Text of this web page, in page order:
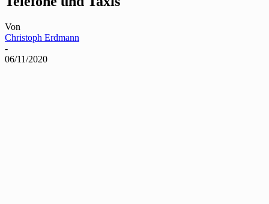
Von
Christoph Erdmann
-
06/11/2020